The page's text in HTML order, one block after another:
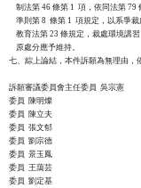
制法第 46 條第 1  項，依同法第
準則第 8  條第 1  項規定，以系
教育法第 23 條規定，裁處環境講
    原處分應予維持。
七、綜上論結，本件訴願為無理由，
訴願審議委員會主任委員  吳宗憲
委員  陳明燦
委員  陳立夫
委員  張文郁
委員  劉宗德
委員  景玉鳳
委員  王藹芸
委員  劉定基